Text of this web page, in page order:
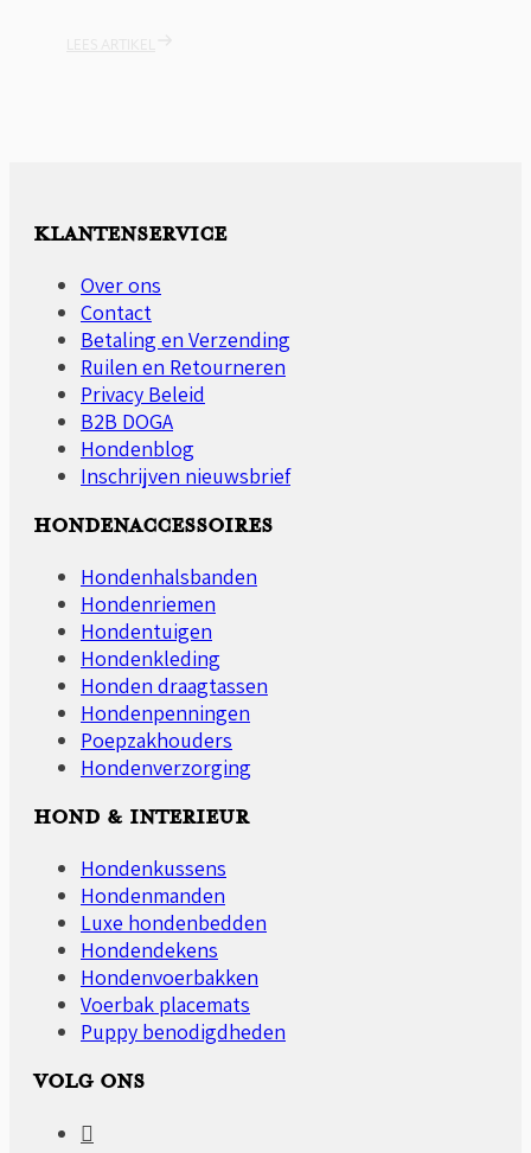
KLANTENSERVICE
Over ons
Contact
Betaling en Verzending
Ruilen en Retourneren
Privacy Beleid
B2B DOGA
Hondenblog
Inschrijven nieuwsbrief
HONDENACCESSOIRES
Hondenhalsbanden
Hondenriemen
Hondentuigen
Hondenkleding
Honden draagtassen
Hondenpenningen
Poepzakhouders
Hondenverzorging
HOND & INTERIEUR
Hondenkussens
Hondenmanden
Luxe hondenbedden
Hondendekens
Hondenvoerbakken
Voerbak placemats
Puppy benodigdheden
VOLG ONS